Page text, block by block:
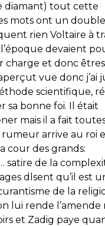
diamant) tout cette
mots ont un
rien Voltaire à
devaient
charge et donc êtres
vue donc j’ai
scientifique,
sa bonne foi. Il était
mais il a fait
arrive au roi
cour des grands:
satire de la
dlsent qu’il est
de la
lui rende l’amende
et Zadig paye